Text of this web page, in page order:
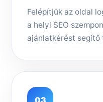
Felépítjük az oldal
a helyi SEO
ajánlatkérést